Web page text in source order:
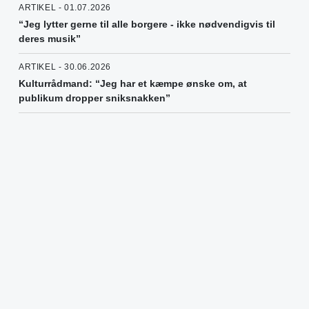
ARTIKEL - 01.07.2026
“Jeg lytter gerne til alle borgere - ikke nødvendigvis til
deres musik”
ARTIKEL - 30.06.2026
Kulturrådmand: “Jeg har et kæmpe ønske om, at
publikum dropper sniksnakken”